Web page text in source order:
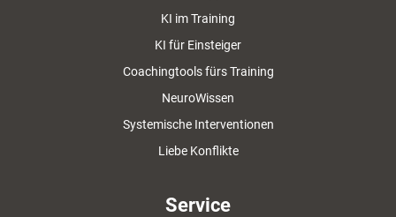
KI im Training
KI für Einsteiger
Coachingtools fürs Training
NeuroWissen
Systemische Interventionen
Liebe Konflikte
Service